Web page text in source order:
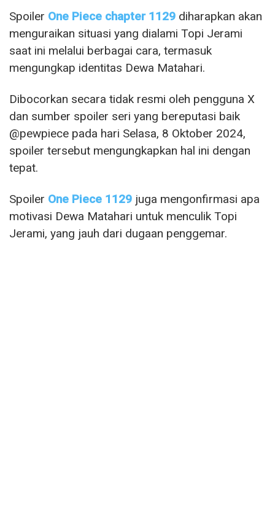
Spoiler One Piece chapter 1129 diharapkan akan
menguraikan situasi yang dialami Topi Jerami
saat ini melalui berbagai cara, termasuk
mengungkap identitas Dewa Matahari.
Dibocorkan secara tidak resmi oleh pengguna X
dan sumber spoiler seri yang bereputasi baik
@pewpiece pada hari Selasa, 8 Oktober 2024,
spoiler tersebut mengungkapkan hal ini dengan
tepat.
Spoiler One Piece 1129 juga mengonfirmasi apa
motivasi Dewa Matahari untuk menculik Topi
Jerami, yang jauh dari dugaan penggemar.